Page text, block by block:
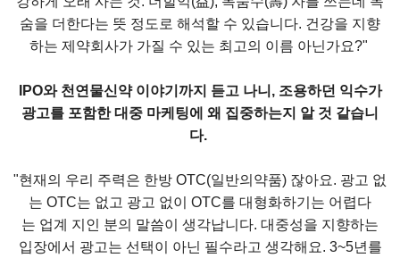
숨을 더한다는 뜻 정도로 해석할 수 있습니다. 건강을 지향
하는 제약회사가 가질 수 있는 최고의 이름 아닌가요?"
IPO와 천연물신약 이야기까지 듣고 나니, 조용하던 익수가
광고를 포함한 대중 마케팅에 왜 집중하는지 알 것 같습니
다.
"현재의 우리 주력은 한방 OTC(일반의약품) 잖아요. 광고 없
는 OTC는 없고 광고 없이 OTC를 대형화하기는 어렵다
는 업계 지인 분의 말씀이 생각납니다. 대중성을 지향하는
입장에서 광고는 선택이 아닌 필수라고 생각해요. 3~5년를